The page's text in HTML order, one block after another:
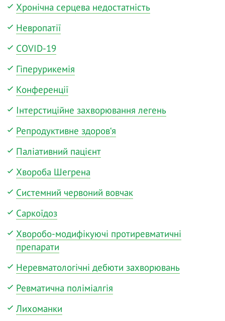
Хронічна серцева недостатність
Невропатії
COVID-19
Гіперурикемія
Конференції
Інтерстиційне захворювання легень
Репродуктивне здоров‘я
Паліативний пацієнт
Хвороба Шегрена
Системний червоний вовчак
Саркоїдоз
Хворобо-модифікуючі протиревматичні
препарати
Неревматологічні дебюти захворювань
Ревматична поліміалгія
Лихоманки